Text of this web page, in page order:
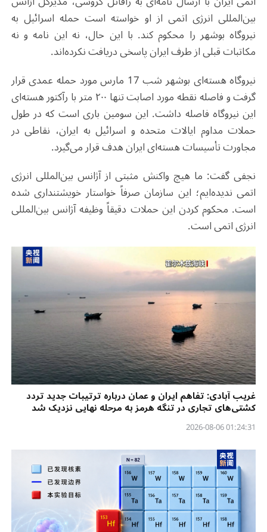
بین‌المللی انرژی اتمی از او خواسته است حمله اسرائیل به
نیروگاه بوشهر را محکوم کند. با این حال، نه این نامه و نه
مکاتبات قبلی از طرف ایران پاسخی دریافت نکرده‌اند.
نیروگاه هسته‌ای بوشهر شب 17 مارس مورد حمله عمدی قرار
گرفت و فاصله نقطه مورد اصابت تنها ۲۰۰ متر با رآکتور هسته‌ای
این نیروگاه فاصله داشت. این سومین باری است که در طول
حملات مداوم ایالات متحده و اسرائیل به ایران، نقاطی در
مجاورت تأسیسات هسته‌ای ایران هدف قرار می‌‌گیرد.
نجفی گفت: ما هیچ واکنش مثبتی از آژانس بین‌المللی انرژی
اتمی ندیده‌ایم؛ این سازمان صرفاً خواستار خویشتنداری شده
است. محکوم کردن این حملات دقیقاً وظیفه آژانس بین‌المللی
انرژی اتمی است.
غریب آبادی: تفاهم ایران و عمان درباره ترتیبات جدید تردد
کشتی‌های تجاری در تنگه هرمز به مرحله نهایی نزدیک شد
01:24:31 2026-08-06